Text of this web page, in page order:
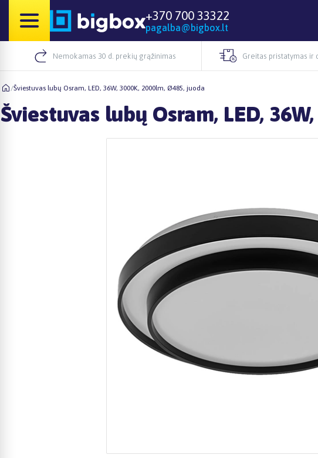
+370 700 33322
pagalba@bigbox.lt
Nemokamas 30 d. prekių grąžinimas Greitas pristatymas ir
/Šviestuvas lubų Osram, LED, 36W, 3000K, 2000lm, Ø485, juoda
Šviestuvas lubų Osram, LED,